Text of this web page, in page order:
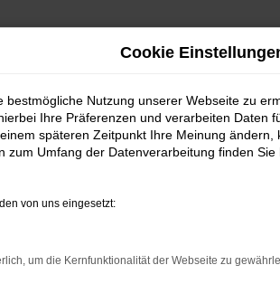
Cookie
bestmögliche Nutzung unserer Webseite zu
Ihre Präferenzen und verarbeiten Daten
späteren Zeitpunkt Ihre Meinung
zum Umfang der Datenverarbeitung finden Sie
von uns eingesetzt:
um die Kernfunktionalität der Webseite zu